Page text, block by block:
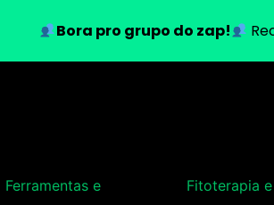
Ferramentas e
Fitoterapia
Bora pro grupo do zap!